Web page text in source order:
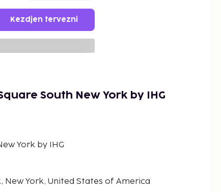
Kezdjen tervezni
South New York by IHG
York by IHG
New York, United States of America